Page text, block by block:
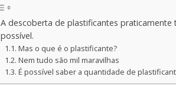
A descoberta de plastificantes
possível.
Mas o que é o plastificante?
Nem tudo são mil maravilhas
É possível saber a quantidade de